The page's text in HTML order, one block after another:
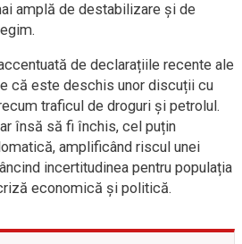
amplă de destabilizare și de
de declarațiile recente ale
că este deschis unor discuții cu
traficul de droguri și petrolul.
însă să fi închis, cel puțin
amplificând riscul unei
incertitudinea pentru populația
economică și politică.